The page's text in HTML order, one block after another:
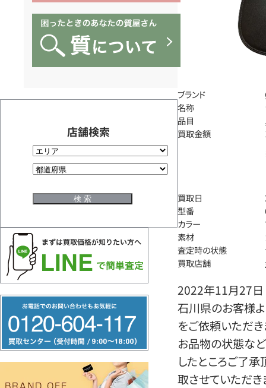
店舗検索
リ
ー
ブランド
名称
品目
買取金額
買取日
型番
カラー
素材
査定時の状態
買取店舗
2022年11月27日
石川県のお客様よ
をご依頼いただき
お品物の状態など
したところご了
取させていただき